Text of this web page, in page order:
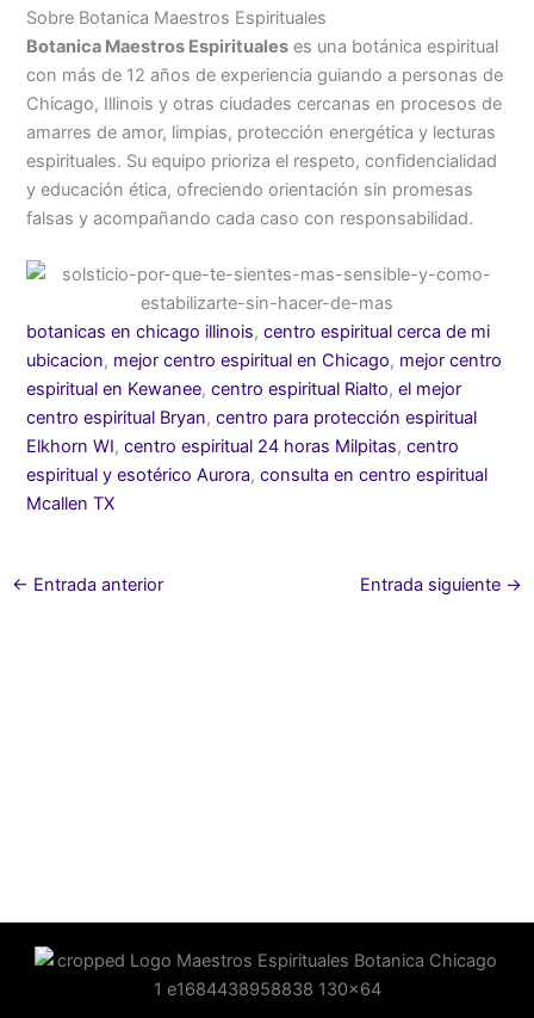
Sobre Botanica Maestros Espirituales
Botanica Maestros Espirituales es una botánica espiritual
con más de 12 años de experiencia guiando a personas de
Chicago, Illinois y otras ciudades cercanas en procesos de
amarres de amor, limpias, protección energética y lecturas
espirituales. Su equipo prioriza el respeto, confidencialidad
y educación ética, ofreciendo orientación sin promesas
falsas y acompañando cada caso con responsabilidad.
botanicas en chicago illinois,centro espiritual cerca de mi
ubicacion, mejor centro espiritual en Chicago, mejor centro
espiritual en Kewanee,centro espiritual Rialto,el mejor
centro espiritual Bryan,centro para protección espiritual
Elkhorn WI,centro espiritual 24 horas Milpitas,centro
espiritual y esotérico Aurora,consulta en centro espiritual
Mcallen TX
← Entrada anterior Entrada siguiente →